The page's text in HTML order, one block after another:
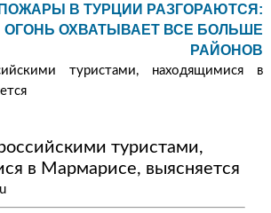
ПОЖАРЫ В ТУРЦИИ РАЗГОРАЮТСЯ:
ОГОНЬ ОХВАТЫВАЕТ ВСЕ БОЛЬШЕ
РАЙОНОВ
туристами, находящимися в
туристами,
в Мармарисе, выясняется